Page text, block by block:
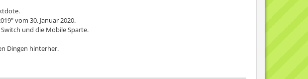
vom 30. Januar 2020.
und die Mobile Sparte.
Dingen hinterher.